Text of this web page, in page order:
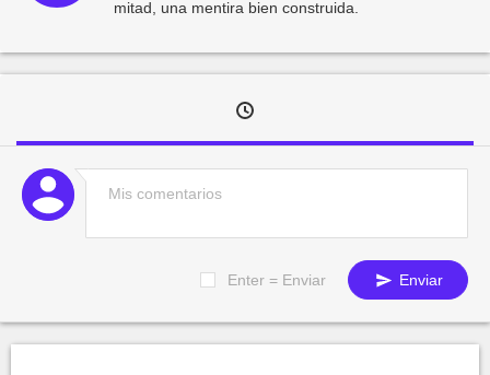
mitad, una mentira bien construida.
Enter = Enviar Enviar